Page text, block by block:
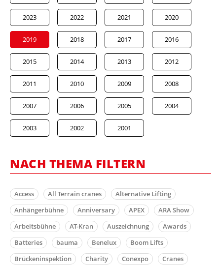
2023 2022 2021 2020
2019 2018 2017 2016
2015 2014 2013 2012
2011 2010 2009 2008
2007 2006 2005 2004
2003 2002 2001
NACH THEMA FILTERN
Access All Terrain cranes
Alternative Lifting
Anhängerbühne
Anniversary APEX
ARA Show
Arbeitsbühne
AT-Kran Auszeichnung
Awards
Batteries
bauma Benelux
Boom Lifts
Brückeninspektion
Charity Conexpo
Cranes